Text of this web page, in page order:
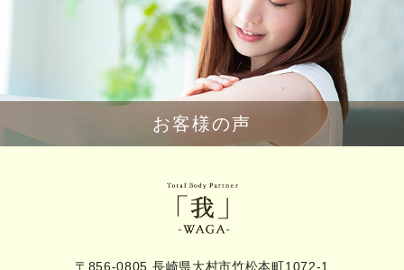
お客様の声
〒856-0805 長崎県大村市竹松本町1072-1